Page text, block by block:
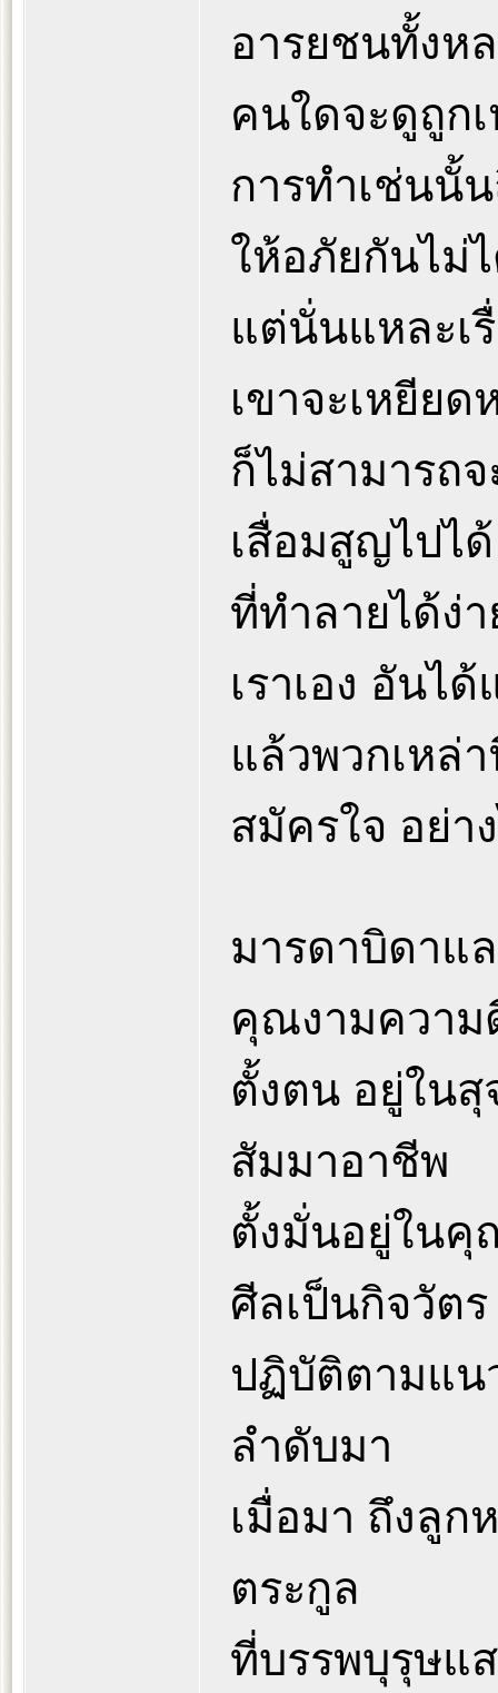
อารยชนทั้งห
คนใดจะดูถูก
การทำเช่นนั้
ให้อภัยกันไม่
แต่นั่นแหละเ
เขาจะเหยียด
ก็ไม่สามารถ
เสื่อมสูญไปได้
ที่ทำลายได้ง่
เราเอง อันไ
แล้วพวกเหล่
สมัครใจ อย่า
มารดาบิดาแ
คุณงามความ
ตั้งตน อยู่ในสุ
สัมมาอาชีพ
ตั้งมั่นอยู่ในคุ
ศีลเป็นกิจวัตร
ปฏิบัติตามแน
ลำดับมา
เมื่อมา ถึงลู
ตระกูล
ที่บรรพบุรุษแ